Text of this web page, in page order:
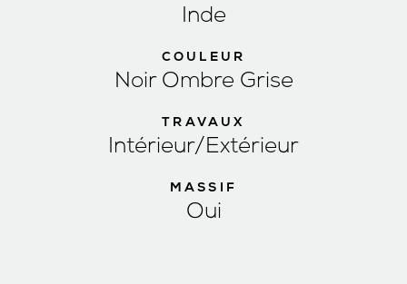
Inde
COULEUR
Noir Ombre Grise
TRAVAUX
Intérieur/Extérieur
MASSIF
Oui